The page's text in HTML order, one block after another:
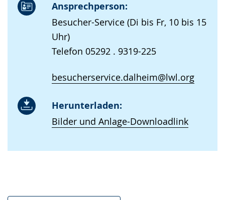
Ansprechperson:
Besucher-Service (Di bis Fr, 10 bis 15
Uhr)
Telefon 05292 . 9319-225
besucherservice.dalheim@lwl.org
Herunterladen:
Bilder und Anlage-Downloadlink